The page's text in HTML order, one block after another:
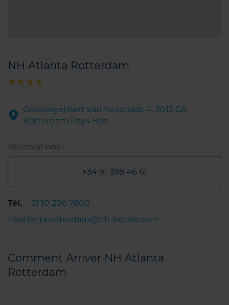
NH Atlanta Rotterdam
Coolsingel/Aert van Nesstraat, 4, 3012 CA
Rotterdam Pays-Bas
Réservations :
+34 91 398 46 61
Tél. +31 10 206 7800
nhatlantarotterdam@nh-hotels.com
Comment Arriver NH Atlanta
Rotterdam